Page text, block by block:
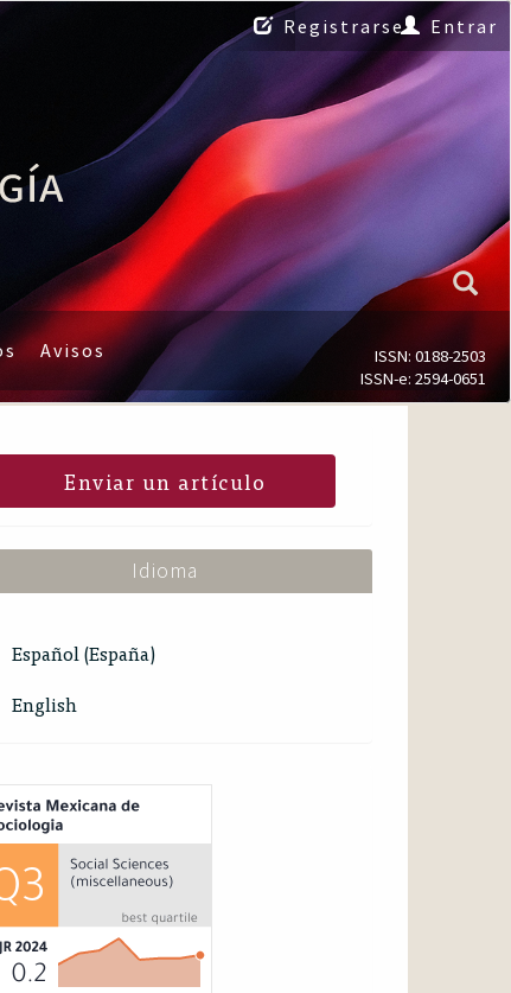
Registrarse Entrar
ISSN: 0188-2503
ISSN-e: 2594-0651
Avisos
Enviar un artículo
Idioma
Español (España)
English